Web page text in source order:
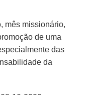
mês missionário,
de uma
das
da